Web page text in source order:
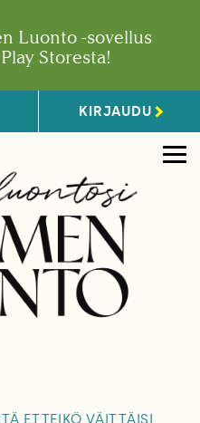
Luonto -sovellus
Storesta!
KIRJAUDU